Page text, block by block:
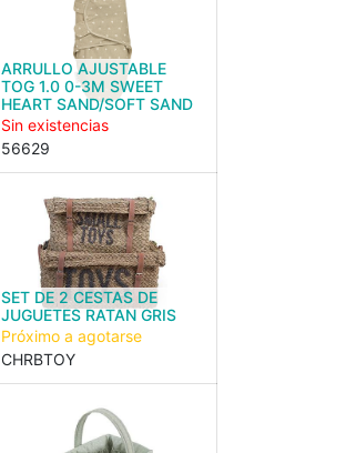
ARRULLO AJUSTABLE
TOG 1.0 0-3M SWEET
HEART SAND/SOFT SAND
Sin existencias
56629
SET DE 2 CESTAS DE
JUGUETES RATAN GRIS
Próximo a agotarse
CHRBTOY